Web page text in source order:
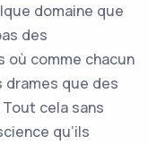
domaine que
des
où comme chacun
drames que des
cela sans
qu’ils